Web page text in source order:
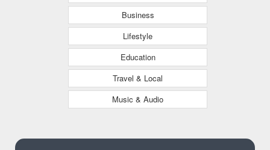
Business
Lifestyle
Education
Travel & Local
Music & Audio